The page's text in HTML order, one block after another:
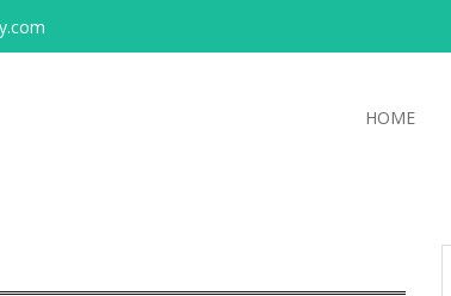
HOME